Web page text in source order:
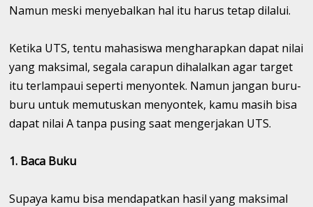
Namun meski menyebalkan hal itu harus tetap dilalui.
Ketika UTS, tentu mahasiswa mengharapkan dapat nilai
yang maksimal, segala carapun dihalalkan agar target
itu terlampaui seperti menyontek. Namun jangan buru-
buru untuk memutuskan menyontek, kamu masih bisa
dapat nilai A tanpa pusing saat mengerjakan UTS.
1. Baca Buku
Supaya kamu bisa mendapatkan hasil yang maksimal